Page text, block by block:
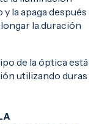
la apaga después
la duración
de la óptica está
utilizando duras